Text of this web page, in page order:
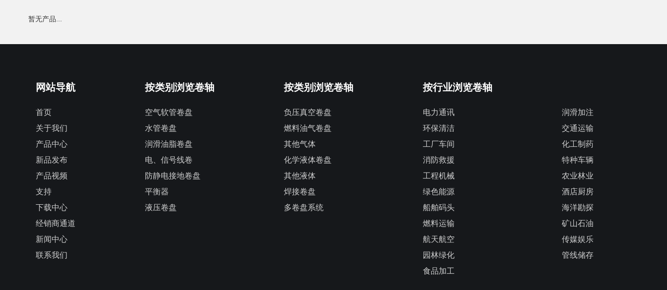
暂无产品...
网站导航
首页
关于我们
产品中心
新品发布
产品视频
支持
下载中心
经销商通道
新闻中心
联系我们
按类别浏览卷轴
空气软管卷盘
水管卷盘
润滑油脂卷盘
电、信号线卷
防静电接地卷盘
平衡器
液压卷盘
按类别浏览卷轴
负压真空卷盘
燃料油气卷盘
其他气体
化学液体卷盘
其他液体
焊接卷盘
多卷盘系统
按行业浏览卷轴
电力通讯
环保清洁
工厂车间
消防救援
工程机械
绿色能源
船舶码头
燃料运输
航天航空
园林绿化
食品加工
润滑加注
交通运输
化工制药
特种车辆
农业林业
酒店厨房
海洋勘探
矿山石油
传媒娱乐
管线储存